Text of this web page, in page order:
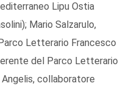
Lipu Ostia
Mario Salzarulo,
Letterario Francesco
del Parco Letterario
Angelis, collaboratore